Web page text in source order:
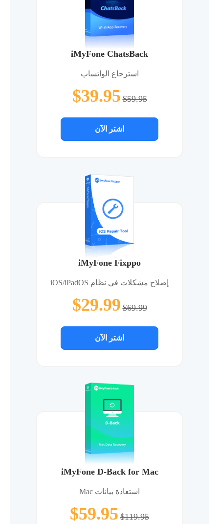
iMyFone ChatsBack
استرجاع الواتساب
$39.95 $59.95
اشتر الآن
iMyFone Fixppo
إصلاح مشكلات في نظام iOS/iPadOS
$29.99 $69.99
اشتر الآن
iMyFone D-Back for Mac
استعادة بيانات Mac
$59.95 $119.95